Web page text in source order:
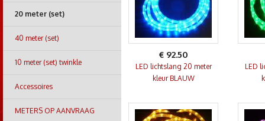
20 meter (set)
40 meter (set)
10 meter (set) twinkle
Accessoires
METERS OP AANVRAAG
€ 92.50
LED lichtslang 20 meter
kleur BLAUW
LED